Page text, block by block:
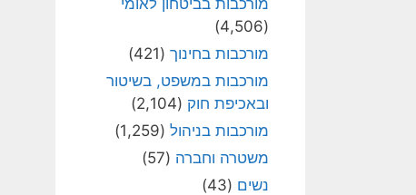
מורכבות בביטחון לאומי
(4,506)
מורכבות בחינוך (421)
מורכבות במשפט, בשיטור
ובאכיפת חוק (2,104)
מורכבות בניהול (1,259)
משטרה וחברה (57)
נשים (43)